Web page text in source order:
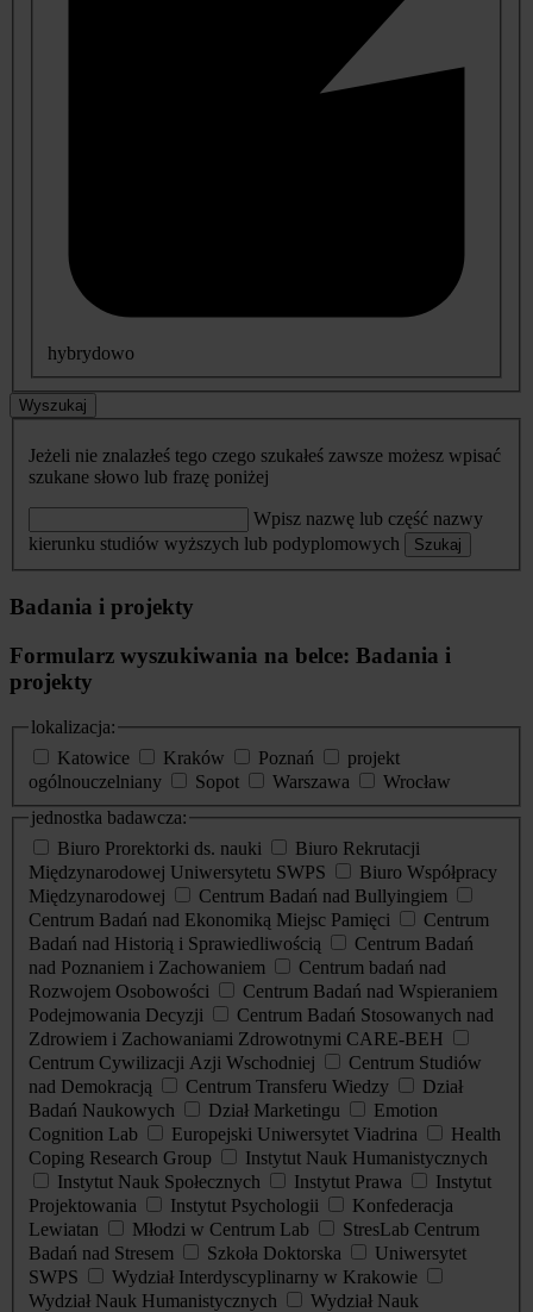
hybrydowo
Wyszukaj
Jeżeli nie znalazłeś tego czego szukałeś zawsze możesz wpisać
szukane słowo lub frazę poniżej
Wpisz nazwę lub część nazwy
kierunku studiów wyższych lub podyplomowych
Szukaj
Badania i projekty
Formularz wyszukiwania na belce: Badania i
projekty
lokalizacja:
Katowice
Kraków Poznań
projekt
ogólnouczelniany
Sopot Warszawa
Wrocław
jednostka badawcza:
Biuro Prorektorki ds. nauki
Biuro Rekrutacji
Międzynarodowej Uniwersytetu SWPS
Biuro Współpracy
Międzynarodowej
Centrum Badań nad Bullyingiem
Centrum Badań nad Ekonomiką Miejsc Pamięci
Centrum
Badań nad Historią i Sprawiedliwością
Centrum Badań
nad Poznaniem i Zachowaniem
Centrum badań nad
Rozwojem Osobowości
Centrum Badań nad Wspieraniem
Podejmowania Decyzji
Centrum Badań Stosowanych nad
Zdrowiem i Zachowaniami Zdrowotnymi CARE-BEH
Centrum Cywilizacji Azji Wschodniej
Centrum Studiów
nad Demokracją
Centrum Transferu Wiedzy
Dział
Badań Naukowych
Dział Marketingu
Emotion
Cognition Lab
Europejski Uniwersytet Viadrina
Health
Coping Research Group
Instytut Nauk Humanistycznych
Instytut Nauk Społecznych
Instytut Prawa
Instytut
Projektowania
Instytut Psychologii
Konfederacja
Lewiatan
Młodzi w Centrum Lab
StresLab Centrum
Badań nad Stresem
Szkoła Doktorska
Uniwersytet
SWPS
Wydział Interdyscyplinarny w Krakowie
Wydział Nauk Humanistycznych
Wydział Nauk